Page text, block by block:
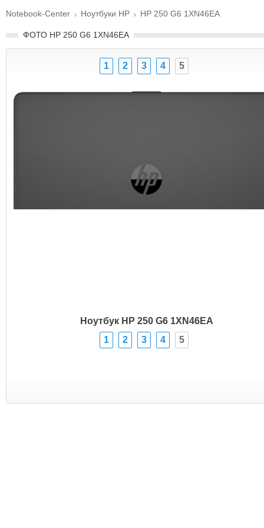
Notebook-Center Ноутбуки HP HP 250 G6 1XN46EA
ФОТО HP 250 G6 1XN46EA
1 2 3 4 5
Ноутбук HP 250 G6 1XN46EA
1
2 3 4 5